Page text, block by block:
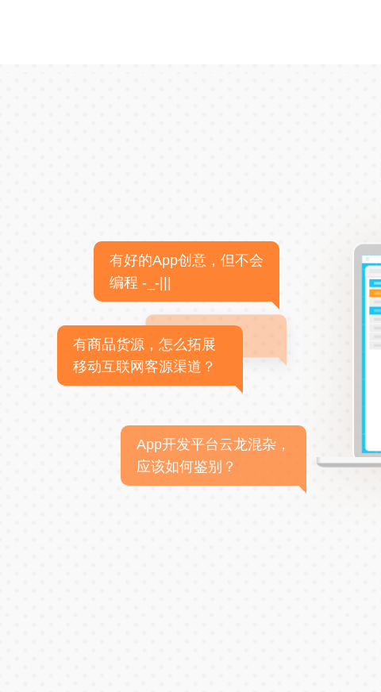
有好的App创意，但不会
编程 -_-|||
有商品货源，怎么拓展
移动互联网客源渠道？
App开发平台云龙混杂，
应该如何鉴别？